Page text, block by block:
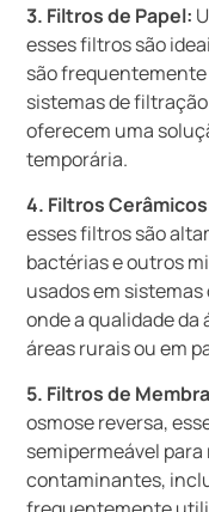
3. Filtros de Papel:
esses filtros são
são
sistemas de
oferecem uma
temporária.
4. Filtros
esses filtros são
bactérias e outros
usados em
onde a qualidade da
áreas rurais ou em
5. Filtros de
osmose reversa,
semipermeável
contaminantes,